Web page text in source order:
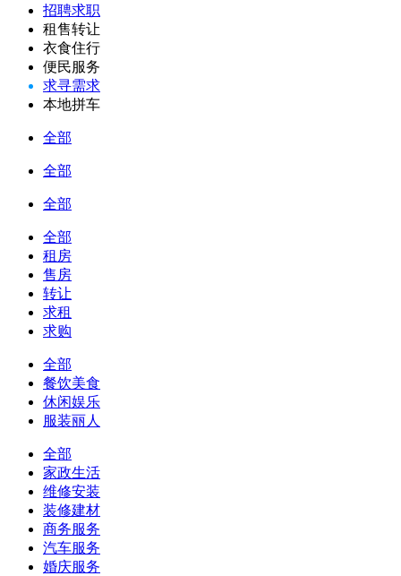
招聘求职
租售转让
衣食住行
便民服务
求寻需求
本地拼车
全部
全部
全部
全部
租房
售房
转让
求租
求购
全部
餐饮美食
休闲娱乐
服装丽人
全部
家政生活
维修安装
装修建材
商务服务
汽车服务
婚庆服务